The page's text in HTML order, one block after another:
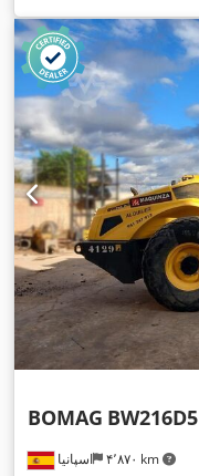
اسپانیا ۴٬۸۷۰ km
BOMAG BW216D5